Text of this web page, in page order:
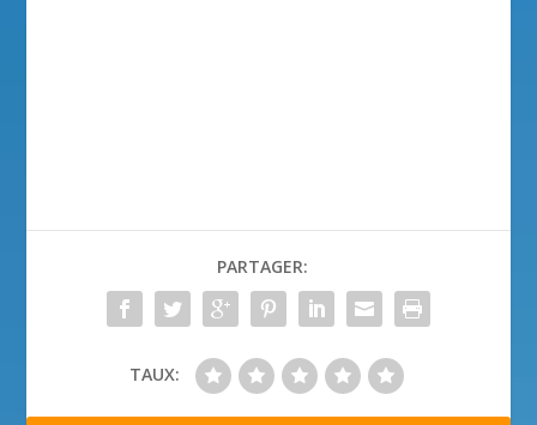
PARTAGER:
TAUX: